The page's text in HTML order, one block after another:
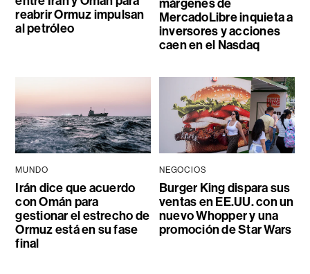
reabrir Ormuz impulsan
al petróleo
márgenes de
MercadoLibre inquieta a
inversores y acciones
caen en el Nasdaq
MUNDO
Irán dice que acuerdo
con Omán para
gestionar el estrecho de
Ormuz está en su fase
final
NEGOCIOS
Burger King dispara sus
ventas en EE.UU. con un
nuevo Whopper y una
promoción de Star Wars